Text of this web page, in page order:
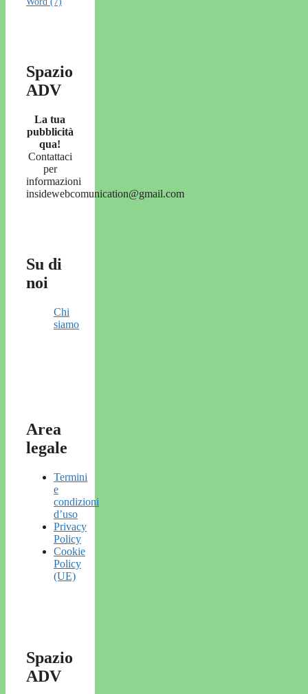
Spazio
ADV
La tua
pubblicità
qua!
Contattaci
per
informazioni
insidewebcomunication@gmail.com
Su di
noi
Chi
siamo
Area
legale
Termini
e
condizioni
d’uso
Privacy
Policy
Cookie
Policy
(UE)
Spazio
ADV